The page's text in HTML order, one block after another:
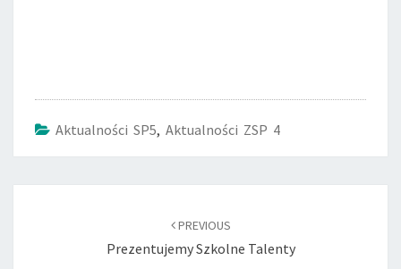
Aktualności SP5, Aktualności ZSP 4
PREVIOUS
Prezentujemy Szkolne Talenty